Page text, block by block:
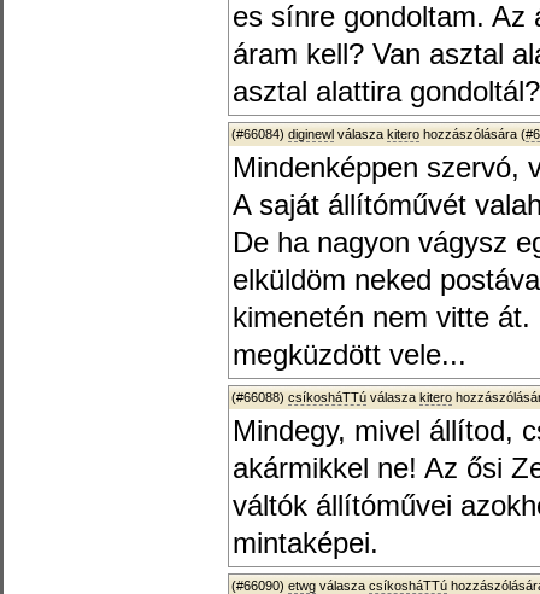
es sínre gondoltam. Az
áram kell? Van asztal
asztal alattira gondoltál?
(#66084) diginewl válasza kitero hozzászólására (
Mindenképpen szervó,
A saját állítóművét
De ha nagyon vágysz
elküldöm neked
kimenetén nem vitte
megküzdött vele...
(#66088) csíkosháTTú válasza kitero
Mindegy, mivel állítod,
akármikkel ne! Az ősi
váltók állítóművei
mintaképei.
(#66090) etwg válasza csíkosháTTú